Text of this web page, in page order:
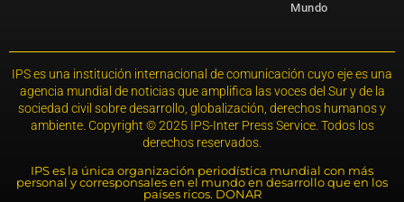
Mundo
IPS es una institución internacional de comunicación cuyo eje es una
agencia mundial de noticias que amplifica las voces del Sur y de la
sociedad civil sobre desarrollo, globalización, derechos humanos y
ambiente. Copyright © 2025 IPS-Inter Press Service. Todos los
derechos reservados.
IPS es la única organización periodística mundial con más
personal y corresponsales en el mundo en desarrollo que en los
países ricos. DONAR